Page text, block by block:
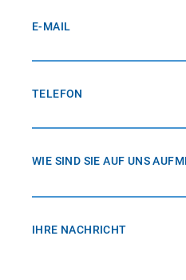
E-MAIL
TELEFON
WIE SIND SIE AUF UNS
IHRE NACHRICHT